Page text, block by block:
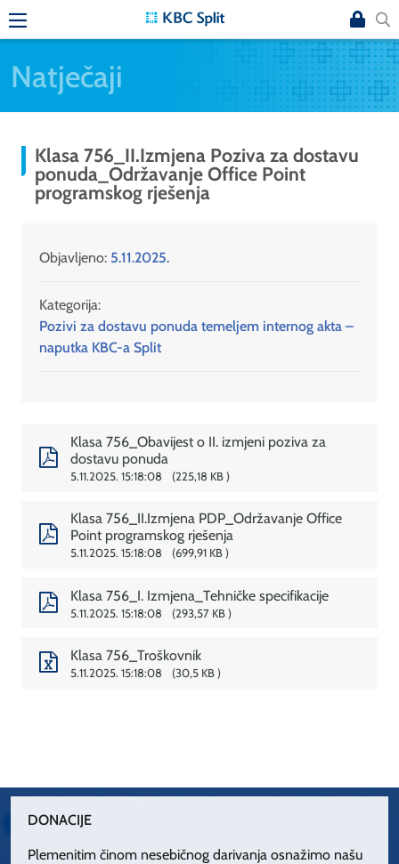
Natječaji
Klasa 756_II.Izmjena Poziva za dostavu
ponuda_Održavanje Office Point
programskog rješenja
Objavljeno: 5.11.2025.
Kategorija:
Pozivi za dostavu ponuda temeljem internog akta –
naputka KBC-a Split
Klasa 756_Obavijest o II. izmjeni poziva za
dostavu ponuda
5.11.2025. 15:18:08 225,18 KB
Klasa 756_II.Izmjena PDP_Održavanje Office
Point programskog rješenja
5.11.2025. 15:18:08 699,91 KB
Klasa 756_I. Izmjena_Tehničke specifikacije
5.11.2025. 15:18:08 293,57 KB
Klasa 756_Troškovnik
5.11.2025. 15:18:08 30,5 KB
DONACIJE
Plemenitim činom nesebičnog darivanja osnažimo našu